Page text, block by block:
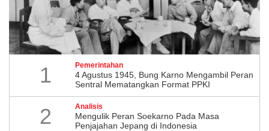
1 Pemerintahan
4 Agustus 1945, Bung Karno Mengambil Peran
Sentral Mematangkan Format PPKI
2 Analisis
Mengulik Peran Soekarno Pada Masa
Penjajahan Jepang di Indonesia